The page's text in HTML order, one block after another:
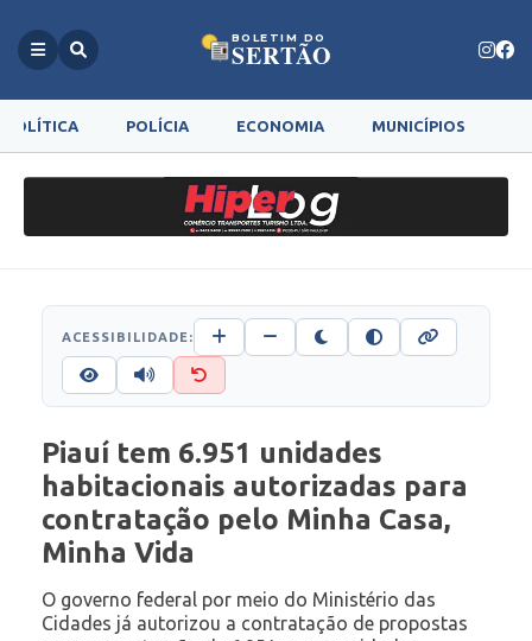
BOLETIM DO
SERTÃO
POLÍTICA POLÍCIA ECONOMIA MUNICÍPIOS
ACESSIBILIDADE:
Piauí tem 6.951 unidades
habitacionais autorizadas para
contratação pelo Minha Casa,
Minha Vida
O governo federal por meio do Ministério das
Cidades já autorizou a contratação de propostas